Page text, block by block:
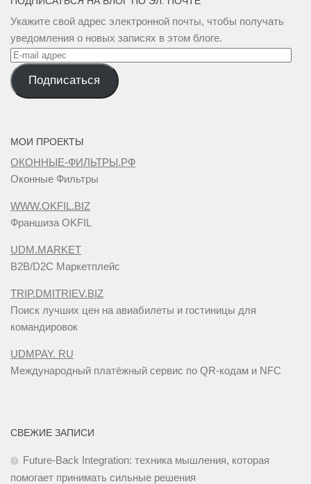
Укажите свой адрес электронной почты, чтобы получать
уведомления о новых записях в этом блоге.
E-
mail
адрес
Подписаться
МОИ ПРОЕКТЫ
ОКОННЫЕ-ФИЛЬТРЫ.РФ
Оконные Фильтры
WWW.OKFIL.BIZ
Франшиза OKFIL
UDM.MARKET
B2B/D2C Маркетплейс
TRIP.DMITRIEV.BIZ
Поиск лучших цен на авиабилеты и гостиницы для
командировок
UDMPAY. RU
Международный платёжный сервис по QR-кодам и NFC
СВЕЖИЕ ЗАПИСИ
Future-Back Integration: техника мышления, которая
помогает принимать сильные решения